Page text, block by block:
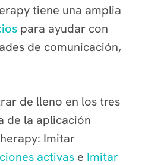
tiene una amplia
para ayudar con
de comunicación,
de lleno en los tres
de la aplicación
Imitar
activas e Imitar